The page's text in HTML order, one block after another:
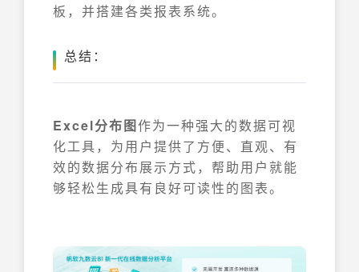
板，并搭建各类报表系统。
总结：
Excel分布图作为一种强大的数据可视
化工具，为用户提供了方便、直观、有
效的数据分布展示方式，帮助用户就能
够轻松生成具有良好可读性的图表。